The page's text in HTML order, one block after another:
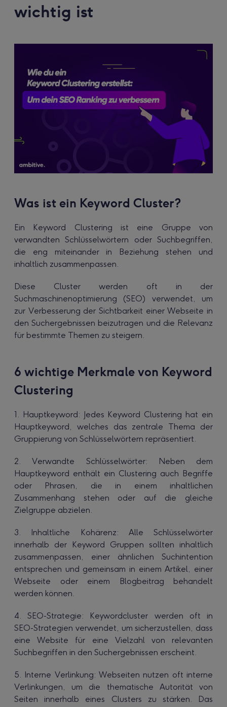
wichtig ist
Was ist ein Keyword Cluster?
Ein Keyword Clustering ist eine Gruppe von
verwandten Schlüsselwörtern oder Suchbegriffen,
die eng miteinander in Beziehung stehen und
inhaltlich zusammenpassen.
Diese Cluster werden oft in der
Suchmaschinenoptimierung (SEO) verwendet, um
zur Verbesserung der Sichtbarkeit einer Webseite in
den Suchergebnissen beizutragen und die Relevanz
für bestimmte Themen zu steigern.
6 wichtige Merkmale von Keyword
Clustering
1. Hauptkeyword: Jedes Keyword Clustering hat ein
Hauptkeyword, welches das zentrale Thema der
Gruppierung von Schlüsselwörtern repräsentiert.
2. Verwandte Schlüsselwörter: Neben dem
Hauptkeyword enthält ein Clustering auch Begriffe
oder Phrasen, die in einem inhaltlichen
Zusammenhang stehen oder auf die gleiche
Zielgruppe abzielen.
3. Inhaltliche Kohärenz: Alle Schlüsselwörter
innerhalb der Keyword Gruppen sollten inhaltlich
zusammenpassen, einer ähnlichen Suchintention
entsprechen und gemeinsam in einem Artikel, einer
Webseite oder einem Blogbeitrag behandelt
werden können.
4. SEO-Strategie: Keywordcluster werden oft in
SEO-Strategien verwendet, um sicherzustellen, dass
eine Website für eine Vielzahl von relevanten
Suchbegriffen in den Suchergebnissen erscheint.
5. Interne Verlinkung: Webseiten nutzen oft interne
Verlinkungen, um die thematische Autorität von
Seiten innerhalb eines Clusters zu stärken. Das